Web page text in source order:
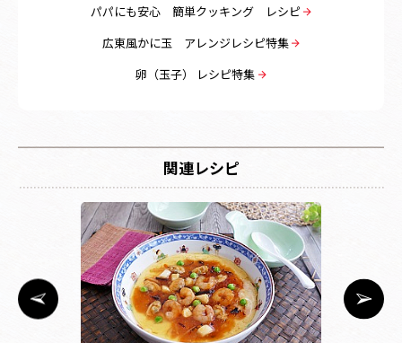
パパにも安心 簡単クッキング レシピ
広東風かに玉 アレンジレシピ特集
卵（玉子） レシピ特集
関連レシピ